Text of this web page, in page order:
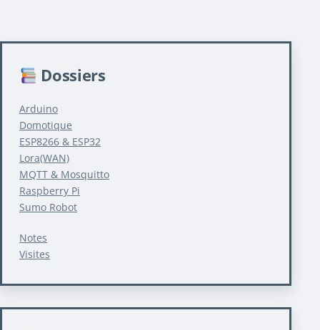
Dossiers
Arduino
Domotique
ESP8266 & ESP32
Lora(WAN)
MQTT & Mosquitto
Raspberry Pi
Sumo Robot
Notes
Visites